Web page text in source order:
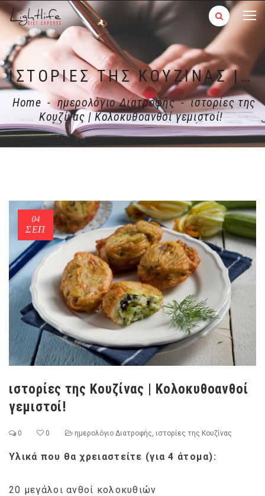
ΙΣΤΟΡΊΕΣ ΤΗΣ ΚΟΥΖΊΝΑΣ | ΚΟΛΟΚΥΘΟΑΝΘΟΊ ΓΕΜΙΣΤΟΊ!
Home - ημερολόγιο Διατροφής - ιστορίες της
Κουζίνας | Κολοκυθοανθοί γεμιστοί!
04
ΣΕΠ
ιστορίες της Κουζίνας | Κολοκυθοανθοί
γεμιστοί!
0 0 ημερολόγιο Διατροφής ιστορίες της Κουζίνας
Υλικά που θα χρειαστείτε (για 4 άτομα):
20 μεγάλοι ανθοί κολοκυθιών